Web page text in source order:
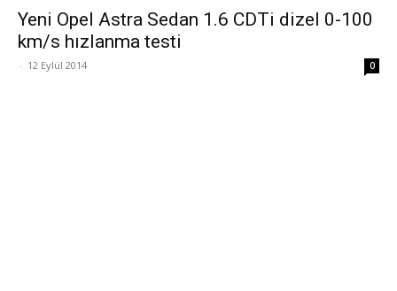
Yeni Opel Astra Sedan 1.6 CDTi dizel 0-100
km/s hızlanma testi
- 12 Eylül 2014 0